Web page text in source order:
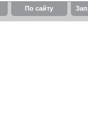
По cайту